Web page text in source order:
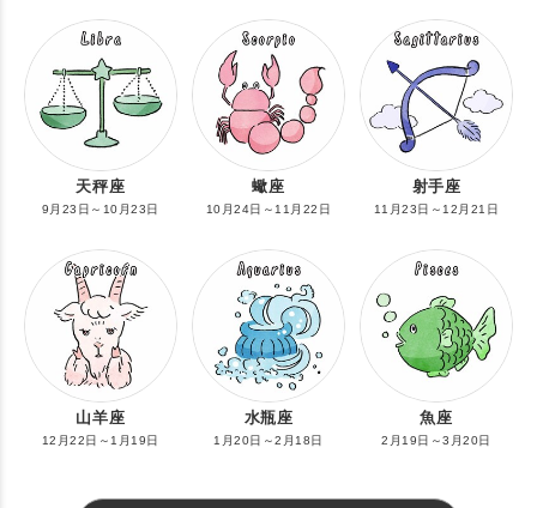
天秤座
9月23日～10月23日
蠍座
10月24日～11月22日
射手座
11月23日～12月21日
山羊座
12月22日～1月19日
水瓶座
1月20日～2月18日
魚座
2月19日～3月20日